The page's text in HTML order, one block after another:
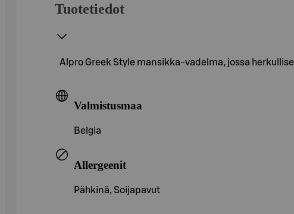
Tuotetiedot
Alpro Greek Style mansikka-vadelma, jossa
Valmistusmaa
Belgia
Allergeenit
Pähkinä, Soijapavut